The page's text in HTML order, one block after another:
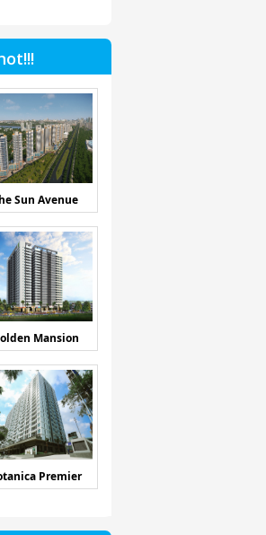
Sun Avenue
Mansion
Premier